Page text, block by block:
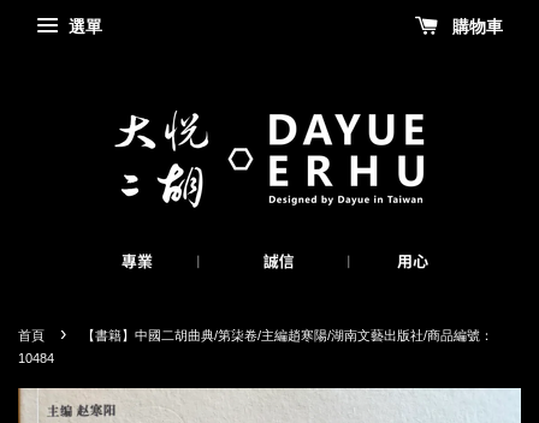
選單 購物車
首頁 ›
【書籍】中國二胡曲典/第柒卷/主編趙寒陽/湖南文藝出版社/商品編號：
10484